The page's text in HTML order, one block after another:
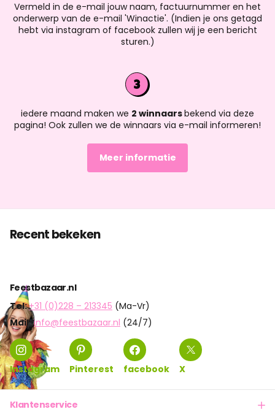
Vermeld in de e-mail jouw naam, factuurnummer en het
onderwerp van de e-mail 'Winactie'. (Indien je ons getagd
hebt via instagram of facebook zullen wij je een bericht
sturen.)
iedere maand maken we 2 winnaarsbekend via deze
pagina! Ook zullen we de winnaars via e-mail informeren!
Meer informatie
Recent bekeken
Feestbazaar.nl
Tel:+31 (0)228 – 213345 (Ma-Vr)
Mail: info@feestbazaar.nl (24/7)
Instagram Pinterest facebook X
Klantenservice